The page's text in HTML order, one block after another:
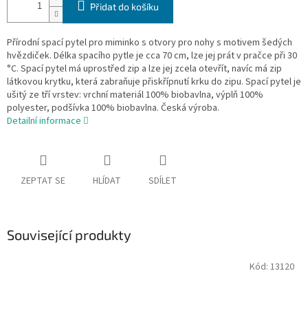
Přidat do košíku
Přírodní spací pytel pro miminko s otvory pro nohy s motivem šedých
hvězdiček. Délka spacího pytle je cca 70 cm, lze jej prát v pračce při 30
°C. Spací pytel má uprostřed zip a lze jej zcela otevřít, navíc má zip
látkovou krytku, která zabraňuje přiskřípnutí krku do zipu. Spací pytel je
ušitý ze tří vrstev: vrchní materiál 100% biobavlna, výplň 100%
polyester, podšívka 100% biobavlna. Česká výroba.
Detailní informace
ZEPTAT SE HLÍDAT SDÍLET
Související produkty
Kód: 13120